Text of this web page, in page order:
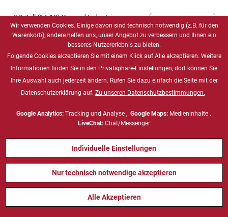
8,0 Zoll (16:10) Rugged Industrie-
Tablet-PC, Intel Pentium N4200,
Windows 10 IoT Enterprise
Preis auf Anfrage
S101TG
Mobile Computing, Rugged Industrial Tablets
10,1 Zoll (16:10) Rugged
Wir verwenden Cookies. Einige davon sind technisch notwendig (z.B. für den
Warenkorb), andere helfen uns, unser Angebot zu verbessern und Ihnen ein
besseres Nutzererlebnis zu bieten.
Folgende Cookies akzeptieren Sie mit einem Klick auf Alle akzeptieren. Weitere
Informationen finden Sie in den Privatsphäre-Einstellungen, dort können Sie
Ihre Auswahl auch jederzeit ändern. Rufen Sie dazu einfach die Seite mit der
Datenschutzerklärung auf. Zu unseren Datenschutzbestimmungen.
Google Analytics:Tracking und Analyse , Google Maps:Medieninhalte ,
LiveChat: Chat/Messenger
Individuelle Einstellungen
Nur technisch notwendige akzeptieren
Alle Akzeptieren